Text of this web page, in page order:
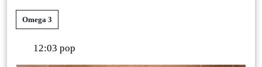
Omega 3
12:03 pop